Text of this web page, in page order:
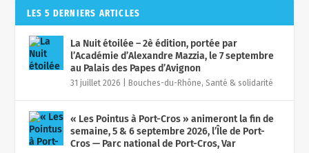
LES 5 DERNIERS ARTICLES
La Nuit étoilée – 2è édition, portée par
l’Académie d’Alexandre Mazzia, le 7 septembre
au Palais des Papes d’Avignon
31 juillet 2026 Bouches-du-Rhône,Santé & solidarité
« Les Pointus à Port-Cros » animeront la fin de
semaine, 5 & 6 septembre 2026, l’Île de Port-
Cros — Parc national de Port-Cros, Var